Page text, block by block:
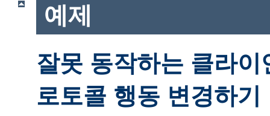
예제
잘못 동작하는 클라
로토콜 행동 변경하기